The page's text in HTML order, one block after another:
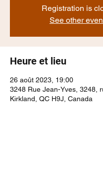
Registration is
See other
Heure et lieu
26 août 2023, 19:00
3248 Rue Jean-Yves, 3248,
Kirkland, QC H9J, Canada